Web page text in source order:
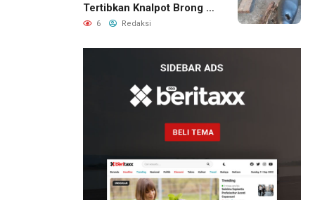
Tertibkan Knalpot Brong di
Jalan Raya
6 Redaksi